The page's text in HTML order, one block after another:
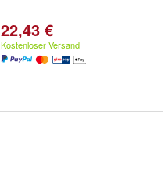
22,43 €
Kostenloser Versand